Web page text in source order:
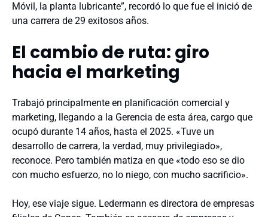
Móvil, la planta lubricante”, recordó lo que fue el inició de
una carrera de 29 exitosos años.
El cambio de ruta: giro
hacia el marketing
Trabajó principalmente en planificación comercial y
marketing, llegando a la Gerencia de esta área, cargo que
ocupó durante 14 años, hasta el 2025. «Tuve un
desarrollo de carrera, la verdad, muy privilegiado»,
reconoce. Pero también matiza en que «todo eso se dio
con mucho esfuerzo, no lo niego, con mucho sacrificio».
Hoy, ese viaje sigue. Ledermann es directora de empresas